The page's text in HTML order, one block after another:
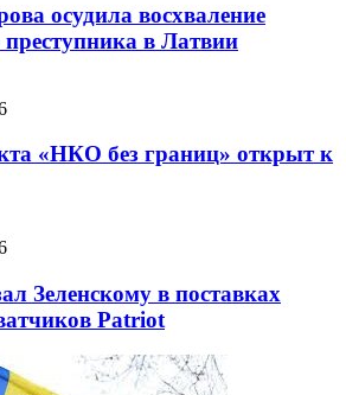
осудила восхваление
преступника в Латвии
«НКО без границ» открыт к
Зеленскому в поставках
Patriot